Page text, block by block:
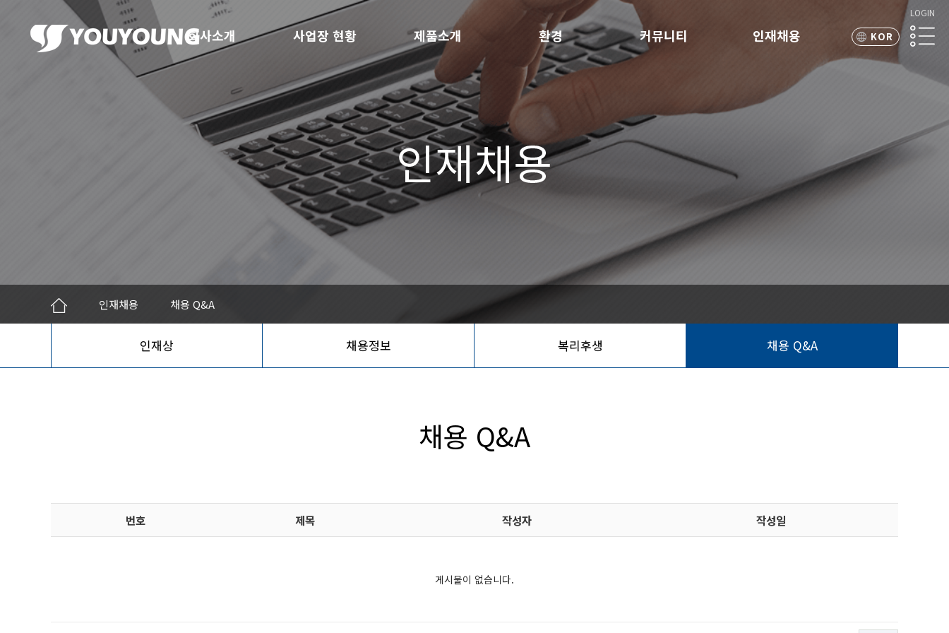
회사소개 사업장 현황 제품소개 환경 커뮤니티 인재채용
KOR
LOGIN
인재채용 채용 Q&A
인재상 채용정보 복리후생 채용 Q&A
채용 Q&A
번호 제목 작성자 작성일
게시물이 없습니다.